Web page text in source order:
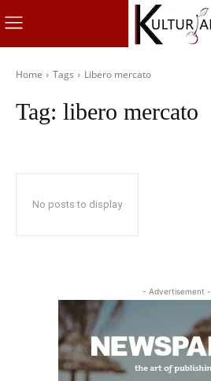
Home Tags Libero mercato
Tag: libero mercato
No posts to display
- Advertisement -